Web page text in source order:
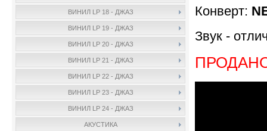
ВИНИЛ LP 18 - ДЖАЗ
ВИНИЛ LP 19 - ДЖАЗ
ВИНИЛ LP 20 - ДЖАЗ
ВИНИЛ LP 21 - ДЖАЗ
ВИНИЛ LP 22 - ДЖАЗ
ВИНИЛ LP 23 - ДЖАЗ
ВИНИЛ LP 24 - ДЖАЗ
АКУСТИКА
Конверт:
Звук -